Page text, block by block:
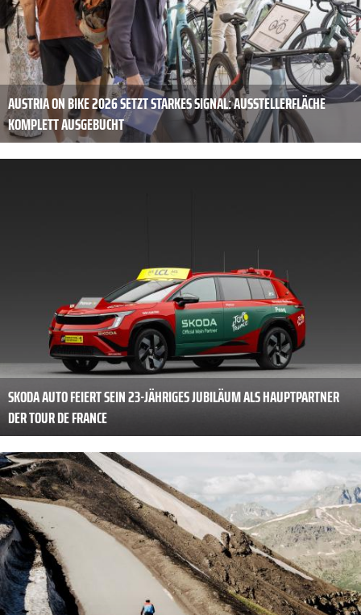
AUSTRIA ON BIKE 2026 SETZT STARKES SIGNAL: AUSSTELLERFLÄCHE
KOMPLETT AUSGEBUCHT
SKODA AUTO FEIERT SEIN 23-JÄHRIGES JUBILÄUM ALS HAUPTPARTNER
DER TOUR DE FRANCE